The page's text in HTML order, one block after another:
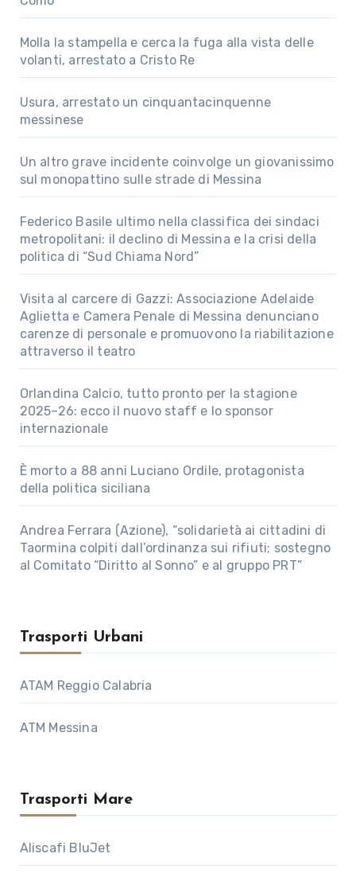
Molla la stampella e cerca la fuga alla vista delle
volanti, arrestato a Cristo Re
Usura, arrestato un cinquantacinquenne
messinese
Un altro grave incidente coinvolge un giovanissimo
sul monopattino sulle strade di Messina
Federico Basile ultimo nella classifica dei sindaci
metropolitani: il declino di Messina e la crisi della
politica di “Sud Chiama Nord”
Visita al carcere di Gazzi: Associazione Adelaide
Aglietta e Camera Penale di Messina denunciano
carenze di personale e promuovono la riabilitazione
attraverso il teatro
Orlandina Calcio, tutto pronto per la stagione
2025–26: ecco il nuovo staff e lo sponsor
internazionale
È morto a 88 anni Luciano Ordile, protagonista
della politica siciliana
Andrea Ferrara (Azione), “solidarietà ai cittadini di
Taormina colpiti dall’ordinanza sui rifiuti; sostegno
al Comitato “Diritto al Sonno” e al gruppo PRT”
Trasporti Urbani
ATAM Reggio Calabria
ATM Messina
Trasporti Mare
Aliscafi BluJet